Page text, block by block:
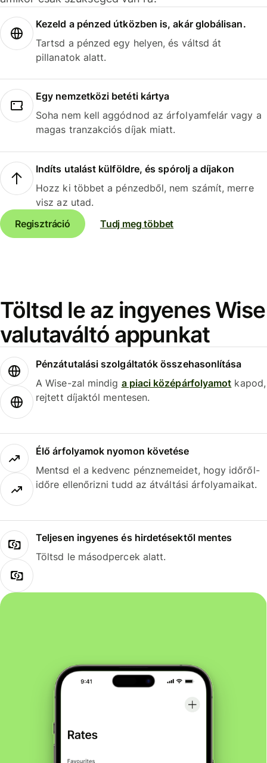
Kezeld a pénzed útközben is, akár globálisan.
Tartsd a pénzed egy helyen, és váltsd át
pillanatok alatt.
Egy nemzetközi betéti kártya
Soha nem kell aggódnod az árfolyamfelár vagy a
magas tranzakciós díjak miatt.
Indíts utalást külföldre, és spórolj a díjakon
Hozz ki többet a pénzedből, nem számít, merre
visz az utad.
Regisztráció
Tudj meg többet
Töltsd le az ingyenes Wise
valutaváltó appunkat
Pénzátutalási szolgáltatók összehasonlítása
A Wise-zal mindig a piaci középárfolyamot kapod,
rejtett díjaktól mentesen.
Élő árfolyamok nyomon követése
Mentsd el a kedvenc pénznemeidet, hogy időről-
időre ellenőrizni tudd az átváltási árfolyamaikat.
Teljesen ingyenes és hirdetésektől mentes
Töltsd le másodpercek alatt.